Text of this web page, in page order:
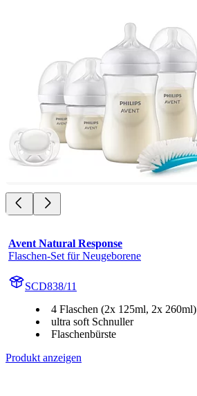
Avent Natural Response
Flaschen-Set für Neugeborene
SCD838/11
4 Flaschen (2x 125ml, 2x 260ml)
ultra soft Schnuller
Flaschenbürste
Produkt anzeigen